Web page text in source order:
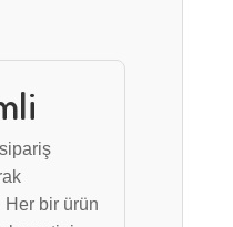
Her bir ürün